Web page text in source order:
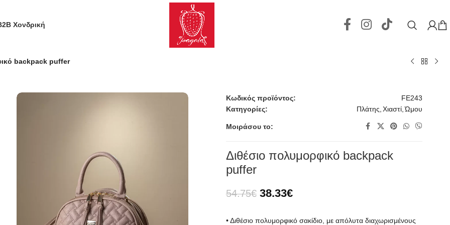
Χονδρική
backpack puffer
Κωδικός προϊόντος:
FE243
Κατηγορίες:
Πλάτης Χιαστί, Ώμου
Μοιράσου το:
Διθέσιο πολυμορφικό backpack
puffer
54.75€ 38.33€
• Διθέσιο πολυμορφικό σακίδιο, με απόλυτα διαχωρισμένους